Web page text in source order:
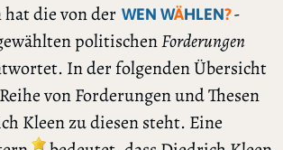
die von der WEN WÄHLEN?-
politischenForderungen
In der folgenden Übersicht
von Forderungen und Thesen
Kleen zu diesen steht. Eine